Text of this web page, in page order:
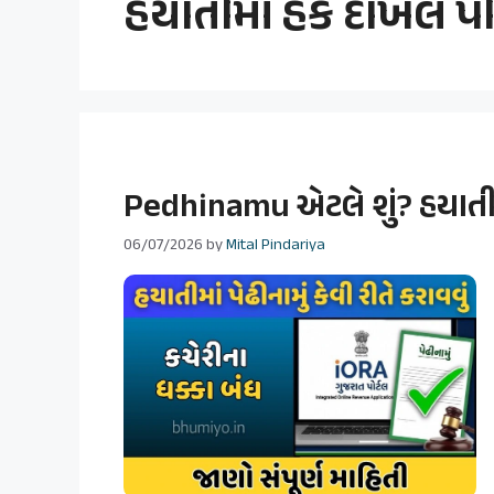
હયાતીમાં હક દાખલ
Pedhinamu એટલે શું?
06/07/2026byMital Pindariya